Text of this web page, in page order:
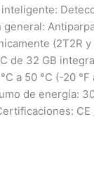
de 32 GB
a 50 °C (-20
de energía:
CE /